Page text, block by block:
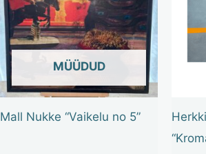
OUT OF STOCK
Mall Nukke “Vaikelu no 5”